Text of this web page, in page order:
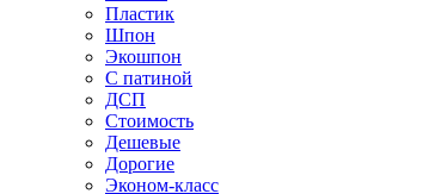
Пластик
Шпон
Экошпон
С патиной
ДСП
Стоимость
Дешевые
Дорогие
Эконом-класс